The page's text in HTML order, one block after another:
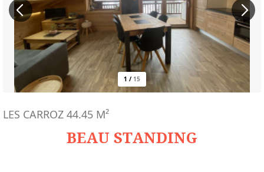
1 / 15
BEAU STANDING
LES CARROZ 44.45 M²